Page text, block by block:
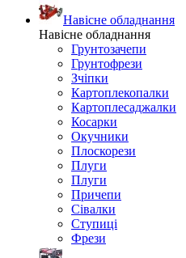
Навісне обладнання
Навісне обладнання
Грунтозачепи
Грунтофрези
Зчіпки
Картоплекопалки
Картоплесаджалки
Косарки
Окучники
Плоскорези
Плуги
Плуги
Причепи
Сівалки
Ступиці
Фрези